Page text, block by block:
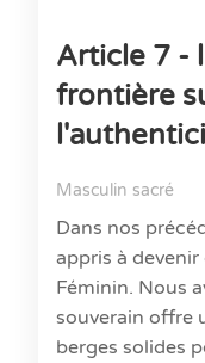
Article 7 -
frontière
Masculin sacré
Dans nos
appris à
Féminin. Nous
souverain offre
berges solides